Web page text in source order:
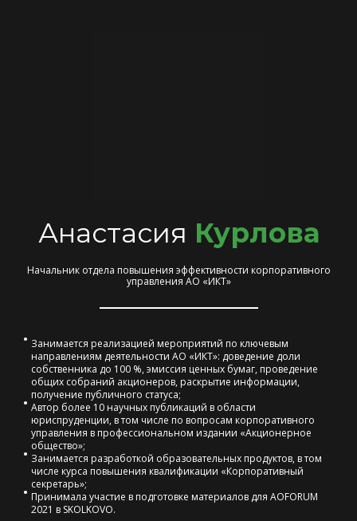
Анастасия Курлова
Начальник отдела повышения эффективности корпоративного
управления АО «ИКТ»
Занимается реализацией мероприятий по ключевым
направлениям деятельности АО «ИКТ»: доведение доли
собственника до 100 %, эмиссия ценных бумаг, проведение
общих собраний акционеров, раскрытие информации,
получение публичного статуса;
Автор более 10 научных публикаций в области
юриспруденции, в том числе по вопросам корпоративного
управления в профессиональном издании «Акционерное
общество»;
Занимается разработкой образовательных продуктов, в том
числе курса повышения квалификации «Корпоративный
секретарь»;
Принимала участие в подготовке материалов для AOFORUM
2021 в SKOLKOVO.